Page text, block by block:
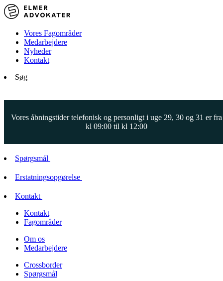
Vores Fagområder
Medarbejdere
Nyheder
Kontakt
Søg
Vores åbningstider telefonisk og personligt i uge 29, 30 og 31 er fra
kl 09:00 til kl 12:00
Spørgsmål
Erstatningsopgørelse
Kontakt
Kontakt
Fagområder
Om os
Medarbejdere
Crossborder
Spørgsmål